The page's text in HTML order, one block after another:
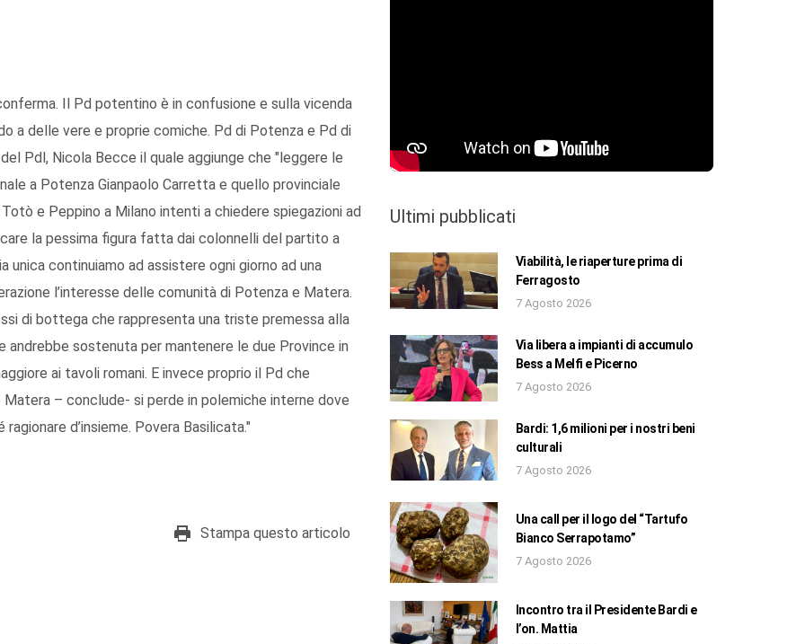
Il Pd potentino è in confusione e sulla vicenda
a delle vere e proprie comiche. Pd di Potenza e Pd di
Pdl, Nicola Becce il quale aggiunge che "leggere le
a Potenza Gianpaolo Carretta e quello provinciale
e Peppino a Milano intenti a chiedere spiegazioni ad
la pessima figura fatta dai colonnelli del partito a
unica continuiamo ad assistere ogni giorno ad una
l’interesse delle comunità di Potenza e Matera.
di bottega che rappresenta una triste premessa alla
sostenuta per mantenere le due Province in
ai tavoli romani. E invece proprio il Pd che
– conclude- si perde in polemiche interne dove
d’insieme. Povera Basilicata."
Stampa questo articolo
Ultimi pubblicati
Viabilità, le riaperture prima di
Ferragosto
7 Agosto 2026
Via libera a impianti di accumulo
Bess a Melfi e Picerno
7 Agosto 2026
Bardi: 1,6 milioni per i nostri beni
culturali
7 Agosto 2026
Una call per il logo del “Tartufo
Bianco Serrapotamo”
7 Agosto 2026
Incontro tra il Presidente Bardi e
l’on. Mattia